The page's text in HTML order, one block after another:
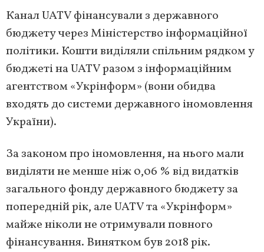
Канал UATV фінансували з державного
бюджету через Міністерство інформаційної
політики. Кошти виділяли спільним рядком у
бюджеті на UATV разом з інформаційним
агентством «Укрінформ» (вони обидва
входять до системи державного іномовлення
України).
За законом про іномовлення, на нього мали
виділяти не менше ніж 0,06 % від видатків
загального фонду державного бюджету за
попередній рік, але UATV та «Укрінформ»
майже ніколи не отримували повного
фінансування. Винятком був 2018 рік.